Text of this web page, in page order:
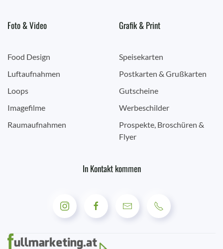
Foto & Video
Food Design
Luftaufnahmen
Loops
Imagefilme
Raumaufnahmen
Grafik & Print
Speisekarten
Postkarten & Grußkarten
Gutscheine
Werbeschilder
Prospekte, Broschüren &
Flyer
In Kontakt kommen